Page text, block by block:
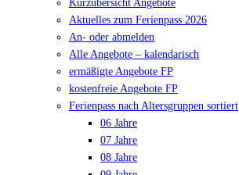
Kurzübersicht Angebote
Aktuelles zum Ferienpass 2026
An- oder abmelden
Alle Angebote – kalendarisch
ermäßigte Angebote FP
kostenfreie Angebote FP
Ferienpass nach Altersgruppen sortiert
06 Jahre
07 Jahre
08 Jahre